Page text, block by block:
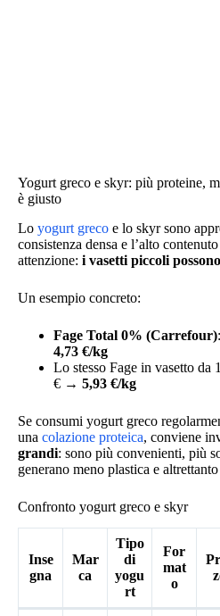
Yogurt greco e skyr: più proteine,
è giusto
Lo yogurt greco e lo skyr sono
consistenza densa e l’alto
attenzione: i vasetti piccoli
Un esempio concreto:
Fage Total 0% (Carrefour)
4,73 €/kg
Lo stesso Fage in vasetto da
€ → 5,93 €/kg
Se consumi yogurt greco
una colazione proteica, conviene
grandi: sono più convenienti, più
generano meno plastica e
Confronto yogurt greco e skyr
Inse
gna
Mar
ca
Tipo
di
yogu
rt
For
mat
o